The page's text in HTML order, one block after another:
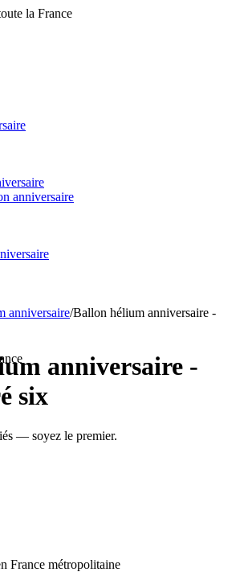
la France
anniversaire
anniversaire/Ballon hélium anniversaire -
anniversaire -
six
— soyez le premier.
France métropolitaine